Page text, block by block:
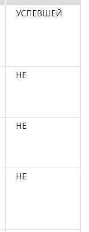
УСПЕВШЕЙ
НЕ
НЕ
НЕ